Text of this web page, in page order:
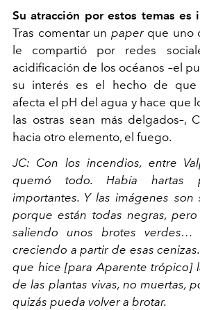
Su atracción por estos temas es
Tras comentar un paper que uno
le compartió por redes
acidificación de los océanos –el
su interés es el hecho de que
afecta el pH del agua y hace que
las ostras sean más delgados–,
hacia otro elemento, el fuego.
JC: Con los incendios, entre
quemó todo. Había hartas
importantes. Y las imágenes son
porque están todas negras,
saliendo unos brotes verdes…
creciendo a partir de esas
que hice [paraAparente trópico]
de las plantas vivas, no muertas,
quizás pueda volver a brotar.